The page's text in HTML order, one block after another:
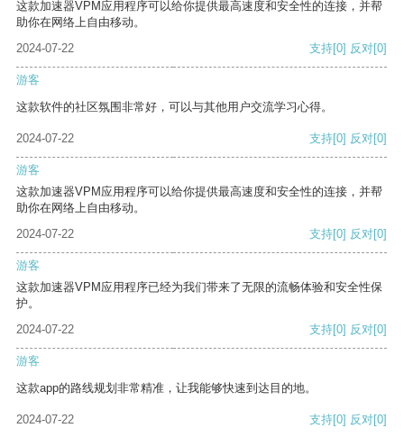
这款加速器VPM应用程序可以给你提供最高速度和安全性的连接，并帮
助你在网络上自由移动。
2024-07-22
支持[0] 反对[0]
游客
这款软件的社区氛围非常好，可以与其他用户交流学习心得。
2024-07-22 支持[0] 反对[0]
游客
这款加速器VPM应用程序可以给你提供最高速度和安全性的连接，并帮
助你在网络上自由移动。
2024-07-22
支持[0] 反对[0]
游客
这款加速器VPM应用程序已经为我们带来了无限的流畅体验和安全性保
护。
2024-07-22
支持[0] 反对[0]
游客
这款app的路线规划非常精准，让我能够快速到达目的地。
2024-07-22 支持[0] 反对[0]